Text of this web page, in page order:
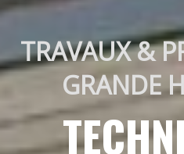
TRAVAUX &
GRANDE